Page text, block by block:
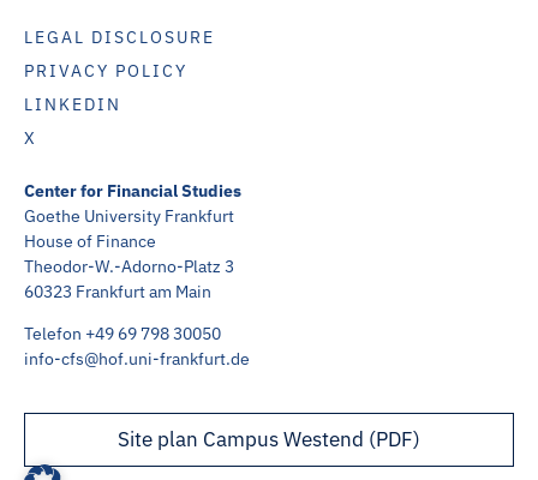
LEGAL DISCLOSURE
PRIVACY POLICY
LINKEDIN
X
Center for Financial Studies
Goethe University Frankfurt
House of Finance
Theodor-W.-Adorno-Platz 3
60323 Frankfurt am Main
Telefon +49 69 798 30050
info-cfs@hof.uni-frankfurt.de
Site plan Campus Westend (PDF)